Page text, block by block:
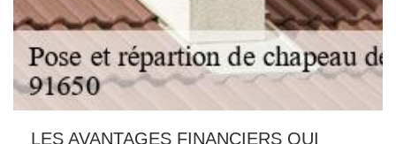
LES AVANTAGES FINANCIERS QUI